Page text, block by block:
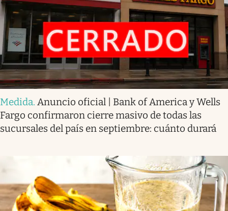
Medida. Anuncio oficial | Bank of America y Wells
Fargo confirmaron cierre masivo de todas las
sucursales del país en septiembre: cuánto durará